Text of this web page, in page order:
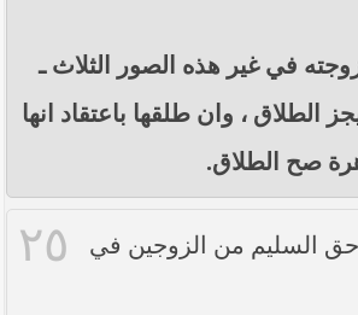
في غير هذه الصور الثلاث ـ
الطلاق ، وان طلقها باعتقاد انها
صح الطلاق.
٢٥
السليم من الزوجين في